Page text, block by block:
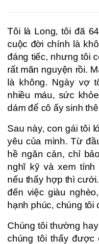
Tôi là Long, tôi đã
cuộc đời chính là
đáng tiếc, nhưng tôi
rất mãn nguyện rồi.
là không. Ngày vợ
nhiều máu, sức
dám để cô ấy sinh
Sau này, con gái tôi
yêu của mình. Từ
hề ngăn cản, chỉ
nghĩ kỹ và xem tính
nếu thấy hợp thì
đến việc giàu
hạnh phúc, chúng tôi
Chúng tôi thường
chúng tôi thấy được